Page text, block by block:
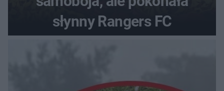
słynny Rangers FC